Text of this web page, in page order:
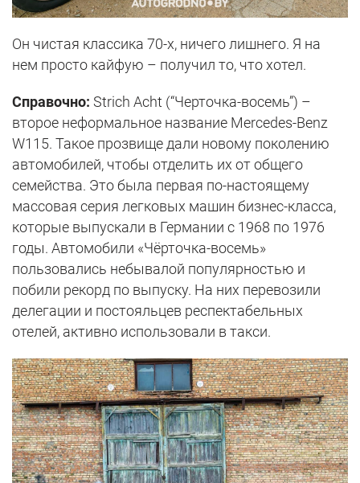
Он чистая классика 70-х, ничего лишнего. Я на
нем просто кайфую – получил то, что хотел.
Справочно: Strich Acht (“Черточка-восемь”) –
второе неформальное название Mercedes-Benz
W115. Такое прозвище дали новому поколению
автомобилей, чтобы отделить их от общего
семейства. Это была первая по-настоящему
массовая серия легковых машин бизнес-класса,
которые выпускали в Германии с 1968 по 1976
годы. Автомобили «Чёрточка-восемь»
пользовались небывалой популярностью и
побили рекорд по выпуску. На них перевозили
делегации и постояльцев респектабельных
отелей, активно использовали в такси.